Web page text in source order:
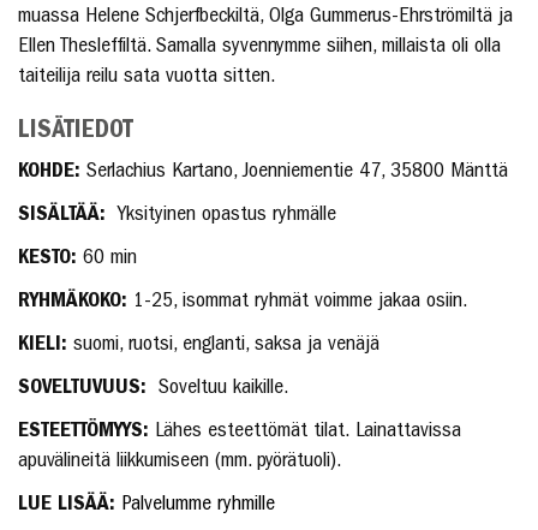
muassa Helene Schjerfbeckiltä, Olga Gummerus-Ehrströmiltä ja
Ellen Thesleffiltä. Samalla syvennymme siihen, millaista oli olla
taiteilija reilu sata vuotta sitten.
LISÄTIEDOT
KOHDE: Serlachius Kartano, Joenniementie 47, 35800 Mänttä
SISÄLTÄÄ:Yksityinen opastus ryhmälle
KESTO: 60 min
RYHMÄKOKO: 1-25, isommat ryhmät voimme jakaa osiin.
KIELI: suomi, ruotsi, englanti, saksa ja venäjä
SOVELTUVUUS: Soveltuu kaikille.
ESTEETTÖMYYS: Lähes esteettömät tilat. Lainattavissa
apuvälineitä liikkumiseen (mm. pyörätuoli).
LUE LISÄÄ: Palvelumme ryhmille